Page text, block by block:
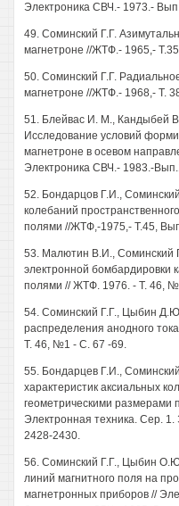
Электроника СВЧ.- 1973.-
49. Соминский Г.Г.
магнетроне //ЖТФ.- 1965,-
50. Соминский Г.Г.
магнетроне //ЖТФ.- 1968,- Т.
51. Блейвас И. М., Кандыбей
Исследование условий
магнетроне в осевом
Электроника СВЧ.- 1983.-
52. Бондарцов Г.И.,
колебаний
полями //ЖТФ,-1975,- Т.45,
53. Малютин В.И., Соминский
электронной бомбардировки
полями // ЖТФ. 1976. - Т. 46,
54. Соминский Г.Г., Цыбин
распределения анодного
Т. 46, №1 - С. 67 -69.
55. Бондарцев Г.И.,
характеристик аксиальных
геометрическими размерами
Электронная техника. Сер.
2428-2430.
56. Соминский Г.Г., Цыбин
линий магнитного поля на
магнетронных приборов //